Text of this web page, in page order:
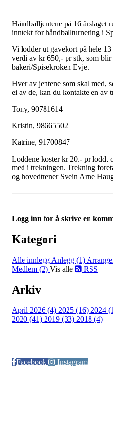
Håndballjentene på 16 årslaget
inntekt for håndballturnering i
Vi lodder ut gavekort på hele
verdi av kr 650,- pr stk, som blir
bakeri/Spisekroken Evje.
Hver av jentene som skal med,
ei av de, kan du kontakte en av
Tony, 90781614
Kristin, 98665502
Katrine, 91700847
Loddene koster kr 20,- pr lodd,
med i trekningen. Trekning
og hovedtrener Svein Arne
Logg inn for å skrive en
Kategori
Alle innlegg Anlegg (1)
Medlem (2) Vis alle RSS
Arkiv
April 2026 (4) 2025 (16) 2024
2020 (41) 2019 (33) 2018 (4)
Facebook
Instagram